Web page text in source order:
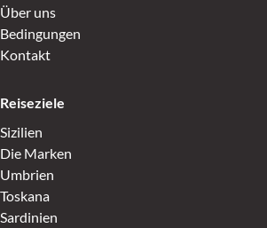
Über uns
Bedingungen
Kontakt
Reiseziele
Sizilien
Die Marken
Umbrien
Toskana
Sardinien